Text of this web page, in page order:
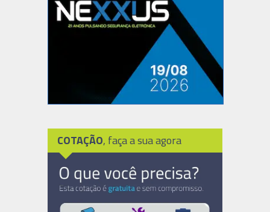
COTAÇÃO, faça a sua agora